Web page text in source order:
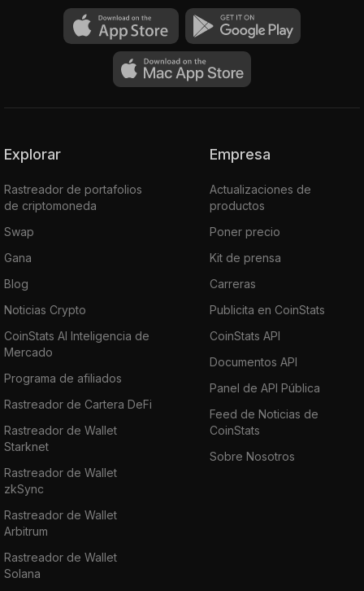
Explorar
Rastreador de portafolios
de criptomoneda
Swap
Gana
Blog
Noticias Crypto
CoinStats AI Inteligencia de
Mercado
Programa de afiliados
Rastreador de Cartera DeFi
Rastreador de Wallet
Starknet
Rastreador de Wallet
zkSync
Rastreador de Wallet
Arbitrum
Rastreador de Wallet
Solana
Empresa
Actualizaciones de
productos
Poner precio
Kit de prensa
Carreras
Publicita en CoinStats
CoinStats API
Documentos API
Panel de API Pública
Feed de Noticias de
CoinStats
Sobre Nosotros